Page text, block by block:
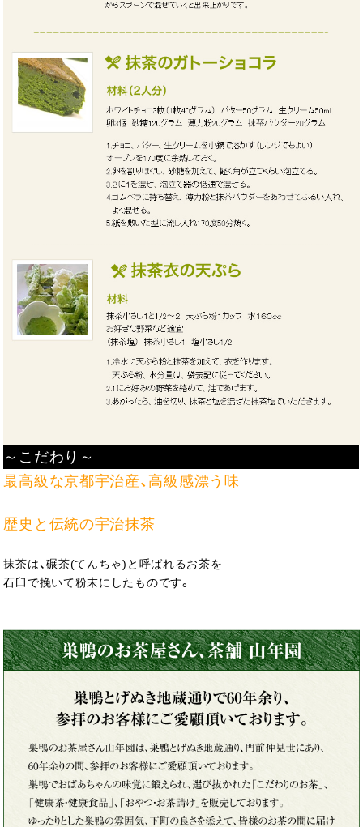
～こだわり～
最高級な京都宇治産、高級感漂う味
歴史と伝統の宇治抹茶
抹茶は、碾茶(てんちゃ)と呼ばれるお茶を
石臼で挽いて粉末にしたものです。